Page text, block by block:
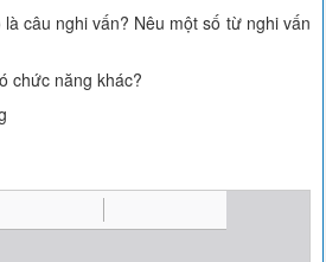
câu nghi vấn? Nêu một số từ nghi vấn
chức năng khác?